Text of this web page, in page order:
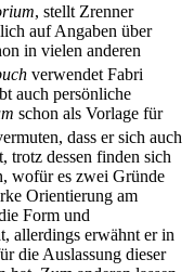
, stellt Zrenner
auf Angaben über
in vielen anderen
verwendet Fabri
auch persönliche
schon als Vorlage für
dass er sich auch
trotz dessen finden sich
wofür es zwei Gründe
Orientierung am
Form und
allerdings erwähnt er in
die Auslassung dieser